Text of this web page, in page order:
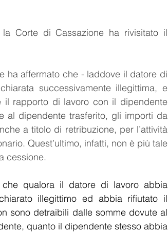
Corte di Cassazione ha rivisitato il
ha affermato che - laddove il datore di
successivamente illegittima, e
il rapporto di lavoro con il dipendente
al dipendente trasferito, gli importi da
a titolo di retribuzione, per l’attività
Quest’ultimo, infatti, non è più tale
cessione.
qualora il datore di lavoro abbia
illegittimo ed abbia rifiutato il
sono detraibili dalle somme dovute al
quanto il dipendente stesso abbia